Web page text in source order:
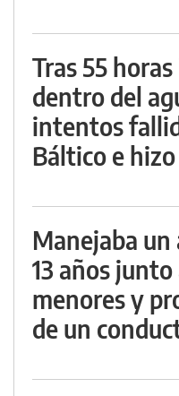
Tras 55
dentro del
intentos
Báltico e
Manejaba
13 años
menores y
de un